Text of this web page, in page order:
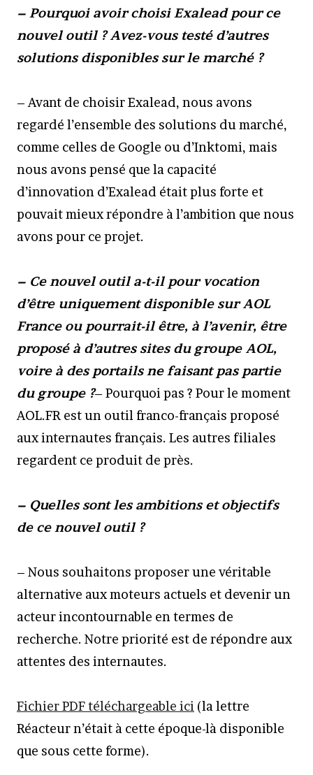
– Pourquoi avoir choisi Exalead pour ce
nouvel outil ? Avez-vous testé d’autres
solutions disponibles sur le marché ?
– Avant de choisir Exalead, nous avons
regardé l’ensemble des solutions du marché,
comme celles de Google ou d’Inktomi, mais
nous avons pensé que la capacité
d’innovation d’Exalead était plus forte et
pouvait mieux répondre à l’ambition que nous
avons pour ce projet.
– Ce nouvel outil a-t-il pour vocation
d’être uniquement disponible sur AOL
France ou pourrait-il être, à l’avenir, être
proposé à d’autres sites du groupe AOL,
voire à des portails ne faisant pas partie
du groupe ?– Pourquoi pas ? Pour le moment
AOL.FR est un outil franco-français proposé
aux internautes français. Les autres filiales
regardent ce produit de près.
– Quelles sont les ambitions et objectifs
de ce nouvel outil ?
– Nous souhaitons proposer une véritable
alternative aux moteurs actuels et devenir un
acteur incontournable en termes de
recherche. Notre priorité est de répondre aux
attentes des internautes.
Fichier PDF téléchargeable ici (la lettre
Réacteur n’était à cette époque-là disponible
que sous cette forme).